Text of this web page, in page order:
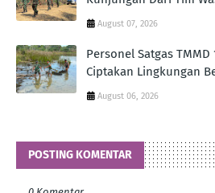
August 07, 2026
Personel Satgas
Ciptakan Lingkungan
August 06, 2026
POSTING KOMENTAR